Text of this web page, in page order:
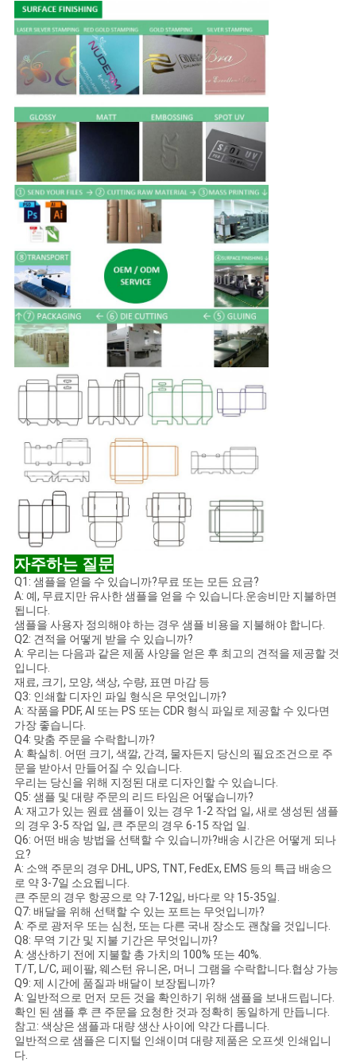
자주하는 질문
Q1: 샘플을 얻을 수 있습니까?무료 또는 모든 요금?
A: 예, 무료지만 유사한 샘플을 얻을 수 있습니다.운송비만 지불하면
됩니다.
샘플을 사용자 정의해야 하는 경우 샘플 비용을 지불해야 합니다.
Q2: 견적을 어떻게 받을 수 있습니까?
A: 우리는 다음과 같은 제품 사양을 얻은 후 최고의 견적을 제공할 것
입니다.
재료, 크기, 모양, 색상, 수량, 표면 마감 등
Q3: 인쇄할 디자인 파일 형식은 무엇입니까?
A: 작품을 PDF, AI 또는 PS 또는 CDR 형식 파일로 제공할 수 있다면
가장 좋습니다.
Q4: 맞춤 주문을 수락합니까?
A: 확실히. 어떤 크기, 색깔, 간격, 물자든지 당신의 필요조건으로 주
문을 받아서 만들어질 수 있습니다.
우리는 당신을 위해 지정된 대로 디자인할 수 있습니다.
Q5: 샘플 및 대량 주문의 리드 타임은 어떻습니까?
A: 재고가 있는 원료 샘플이 있는 경우 1-2 작업 일, 새로 생성된 샘플
의 경우 3-5 작업 일, 큰 주문의 경우 6-15 작업 일.
Q6: 어떤 배송 방법을 선택할 수 있습니까?배송 시간은 어떻게 되나
요?
A: 소액 주문의 경우 DHL, UPS, TNT, FedEx, EMS 등의 특급 배송으
로 약 3-7일 소요됩니다.
큰 주문의 경우 항공으로 약 7-12일, 바다로 약 15-35일.
Q7: 배달을 위해 선택할 수 있는 포트는 무엇입니까?
A: 주로 광저우 또는 심천, 또는 다른 국내 장소도 괜찮을 것입니다.
Q8: 무역 기간 및 지불 기간은 무엇입니까?
A: 생산하기 전에 지불할 총 가치의 100% 또는 40%.
T/T, L/C, 페이팔, 웨스턴 유니온, 머니 그램을 수락합니다.협상 가능
Q9: 제 시간에 품질과 배달이 보장됩니까?
A: 일반적으로 먼저 모든 것을 확인하기 위해 샘플을 보내드립니다.
확인 된 샘플 후 큰 주문을 요청한 것과 정확히 동일하게 만듭니다.
참고: 색상은 샘플과 대량 생산 사이에 약간 다릅니다.
일반적으로 샘플은 디지털 인쇄이며 대량 제품은 오프셋 인쇄입니
다.